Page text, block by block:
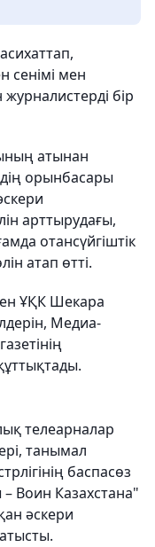
сенімі мен
бір
атынан
орынбасары
арттырудағы,
отансүйгіштік
атап өтті.
ҰҚК Шекара
Медиа-
телеарналар
танымал
баспасөз
Воин Казахстана"
әскери